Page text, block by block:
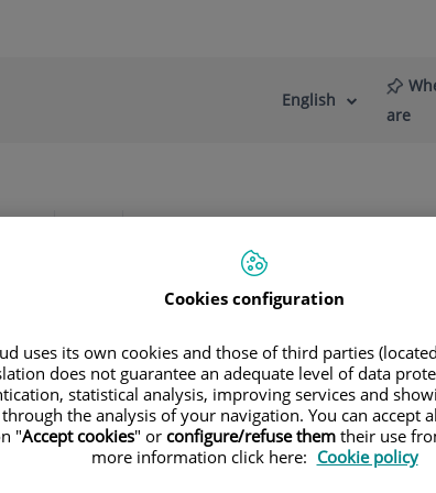
Language
Active
English
are
Cookies configuration
uses its own cookies and those of third parties
does not guarantee an adequate level of data
statistical analysis, improving services and
the analysis of your navigation. You can accept
"Accept cookies" or configure/refuse themtheir use
more information click here: Cookie policy